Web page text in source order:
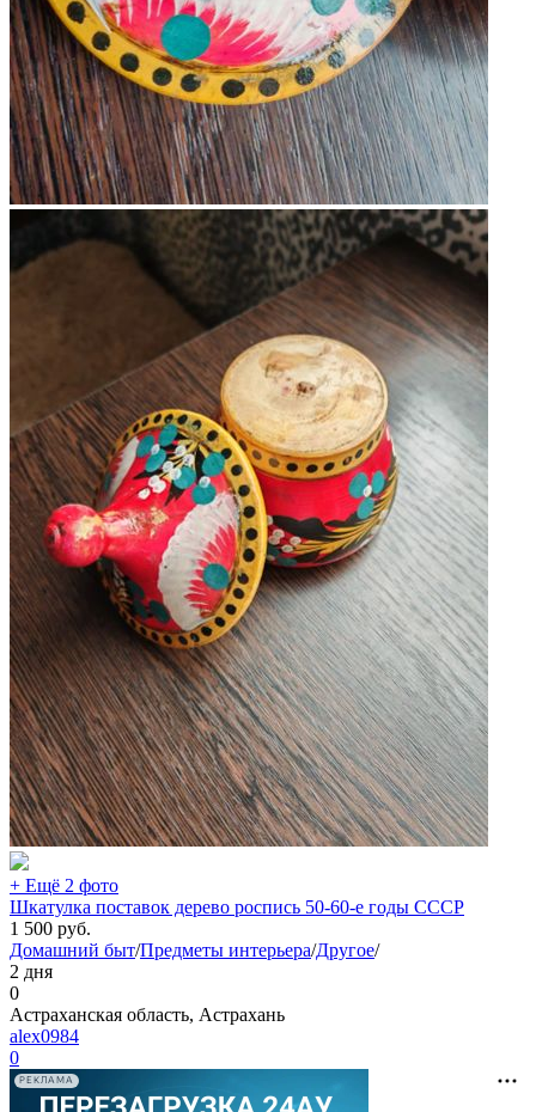
+ Ещё 2 фото
Шкатулка поставок дерево роспись 50-60-е годы СССР
1 500 руб.
Домашний быт/Предметы интерьера/Другое/
2 дня
0
Астраханская область, Астрахань
alex0984
0
РЕКЛАМА